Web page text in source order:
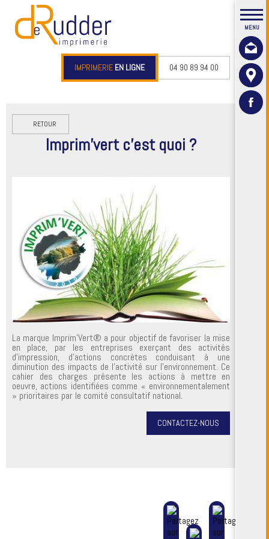
IMPRIMERIE EN LIGNE 04 90 89 94 00
RETOUR
Imprim'vert c'est quoi ?
La marque Imprim’Vert® a pour objectif de favoriser la mise
en place, par les entreprises exerçant des activités
d’impression, d’actions concrètes conduisant à une
diminution des impacts de l’activité sur l’environnement. Ce
cahier des charges présente les actions à mettre en
oeuvre, actions identifiées comme « environnementalement
» prioritaires par le comité consultatif national.
CONTACTEZ-NOUS